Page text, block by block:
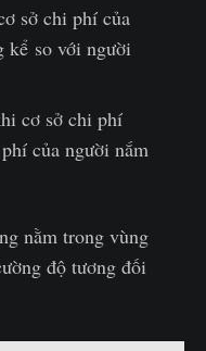
sở chi phí của
kể so với người
cơ sở chi phí
của người nắm
nằm trong vùng
độ tương đối